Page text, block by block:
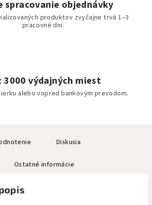
spracovanie objednávky
produktov zvyčajne trvá 1–3
pracovné dni.
3000 výdajných miest
alebo vopred bankovým prevodom.
Diskusia
Ostatné informácie